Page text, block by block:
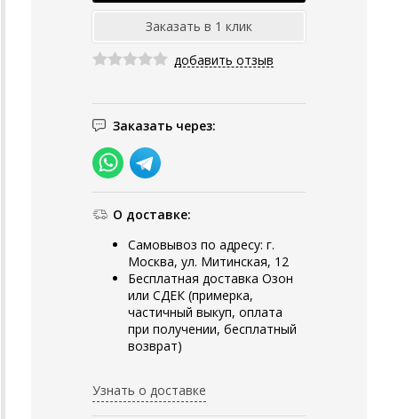
добавить отзыв
Заказать через:
О доставке:
Самовывоз по адресу: г.
Москва, ул. Митинская, 12
Бесплатная доставка Озон
или СДЕК (примерка,
частичный выкуп, оплата
при получении, бесплатный
возврат)
Узнать о доставке